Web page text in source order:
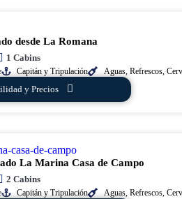
desde La Romana
1 Cabins
Capitán y Tripulación Aguas, Refrescos,
y Precios
La Marina Casa de Campo
2 Cabins
Capitán y Tripulación Aguas, Refrescos,